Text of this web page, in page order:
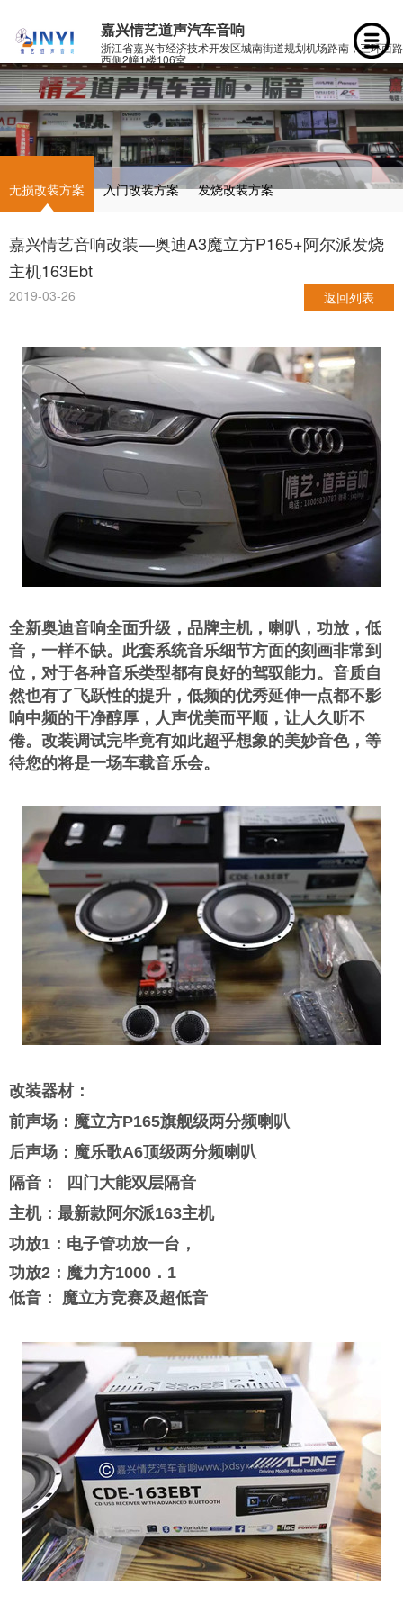
嘉兴情艺道声汽车音响
浙江省嘉兴市经济技术开发区城南街道规划机场路南，三环西路
西侧2幢1楼106室
无损改装方案 入门改装方案 发烧改装方案
嘉兴情艺音响改装—奥迪A3魔立方P165+阿尔派发烧
主机163Ebt
2019-03-26 返回列表
全新奥迪音响全面升级，品牌主机，喇叭，功放，低
音，一样不缺。此套系统音乐细节方面的刻画非常到
位，对于各种音乐类型都有良好的驾驭能力。音质自
然也有了飞跃性的提升，低频的优秀延伸一点都不影
响中频的干净醇厚，人声优美而平顺，让人久听不
倦。改装调试完毕竟有如此超乎想象的美妙音色，等
待您的将是一场车载音乐会。
改装器材：
前声场：魔立方P165旗舰级两分频喇叭
后声场：魔乐歌A6顶级两分频喇叭
隔音： 四门大能双层隔音
主机：最新款阿尔派163主机
功放1： 电子管功放一台，
功放2： 魔力方1000．1
低音： 魔立方竞赛及超低音